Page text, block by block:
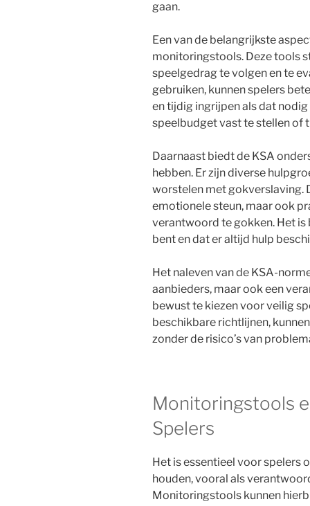
gaan.
Een van de belangrijkste
monitoringstools. Deze tools
speelgedrag te volgen en te
gebruiken, kunnen spelers
en tijdig ingrijpen als dat
speelbudget vast te stellen of
Daarnaast biedt de KSA
hebben. Er zijn diverse
worstelen met gokverslaving.
emotionele steun, maar ook
verantwoord te gokken. Het is
bent en dat er altijd hulp
Het naleven van de KSA-
aanbieders, maar ook een
bewust te kiezen voor veilig
beschikbare richtlijnen,
zonder de risico’s van
Monitoringstools
Spelers
Het is essentieel voor spelers
houden, vooral als
Monitoringstools kunnen